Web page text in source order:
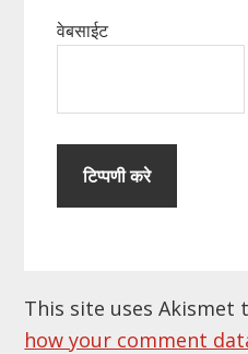
वेबसाईट
This site uses Akismet
how your comment